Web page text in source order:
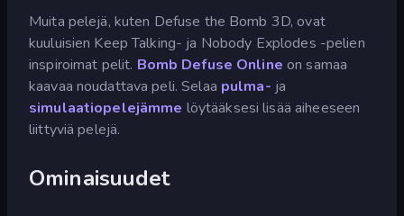
Muita pelejä, kuten Defuse the Bomb 3D, ovat
kuuluisien Keep Talking- ja Nobody Explodes -pelien
inspiroimat pelit. Bomb Defuse Online on samaa
kaavaa noudattava peli. Selaa pulma- ja
simulaatiopelejämme löytääksesi lisää aiheeseen
liittyviä pelejä.
Ominaisuudet